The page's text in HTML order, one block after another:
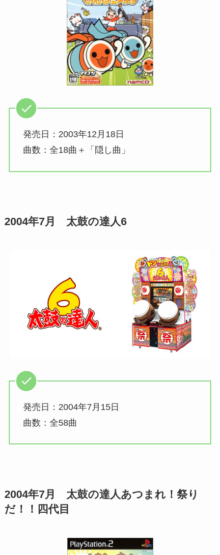
発売日：2003年12月18日
曲数：全18曲＋「隠し曲」
2004年7月 太鼓の達人6
発売日：2004年7月15日
曲数：全58曲
2004年7月 太鼓の達人あつまれ！祭り
だ！！四代目